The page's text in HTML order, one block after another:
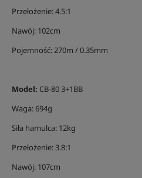
Przełożenie: 4.5:1
Nawój: 102cm
Pojemność: 270m / 0.35mm
Model: CB-80 3+1BB
Waga: 694g
Siła hamulca: 12kg
Przełożenie: 3.8:1
Nawój: 107cm